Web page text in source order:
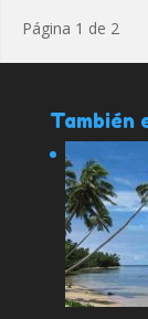
Página 1 de 2
También